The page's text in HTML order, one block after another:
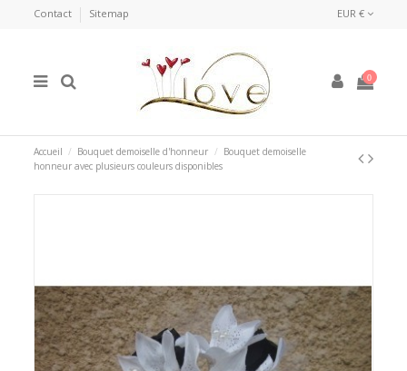
Contact Sitemap EUR €
0
Accueil Bouquet demoiselle d'honneur
Bouquet demoiselle
honneur avec plusieurs couleurs disponibles